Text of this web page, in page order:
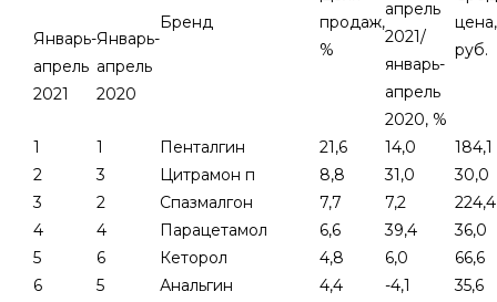
Бренд
продаж,
%
апрель
2021/
январь-
апрель
2020, %
цена,
руб.
Январь-
апрель
2021
Январь-
апрель
2020
1 1 Пенталгин 21,6 14,0
184,1
2
3 Цитрамон п 8,8 31,0
30,0
3
2 Спазмалгон 7,7 7,2
224,4
4
4 Парацетамол 6,6 39,4
36,0
5
6 Кеторол 4,8 6,0
66,6
6
5 Анальгин 4,4 -4,1
35,6